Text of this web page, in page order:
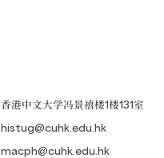
香港中文大学冯景禧楼1楼131室
histug@cuhk.edu.hk
macph@cuhk.edu.hk